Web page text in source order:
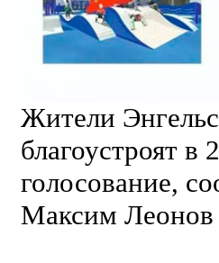
Жители
благоустроят в
голосование,
Максим Леонов